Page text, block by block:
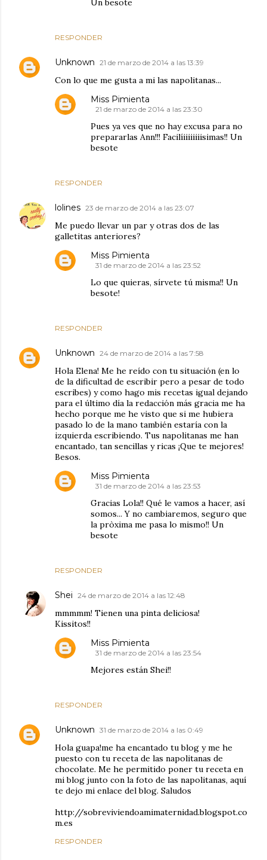
RESPONDER
Un besote
Unknown 21 de marzo de 2014 a las 13:39
Con lo que me gusta a mi las napolitanas...
RESPONDER
Miss Pimienta
21 de marzo de 2014 a las 23:30
Pues ya ves que no hay excusa para no
prepararlas Ann!!! Facilíiiiiiiiisimas!! Un
besote
lolines 23 de marzo de 2014 a las 23:07
Me puedo llevar un par y otras dos de las
galletitas anteriores?
RESPONDER
Miss Pimienta
31 de marzo de 2014 a las 23:52
Lo que quieras, sírvete tú misma!! Un
besote!
Unknown 24 de marzo de 2014 a las 7:58
Hola Elena! Me he reído con tu situación (en lo
de la dificultad de escribir pero a pesar de todo
escribes) y como hago mis recetas igual dejando
para el último día la redacción más gracia me ha
hecho porque me he visto que si me hubiera
pasado lo de la mano también estaría con la
izquierda escribiendo. Tus napolitanas me han
encantado, tan sencillas y ricas ¡Que te mejores!
Besos.
RESPONDER
Miss Pimienta
31 de marzo de 2014 a las 23:53
Gracias Lola!! Qué le vamos a hacer, así
somos... Y no cambiaremos, seguro que
la pròxima me pasa lo mismo!! Un
besote
Shei 24 de marzo de 2014 a las 12:48
mmmmm! Tienen una pinta deliciosa!
Kissitos!!
RESPONDER
Miss Pimienta
31 de marzo de 2014 a las 23:54
Mejores están Shei!!
Unknown 31 de marzo de 2014 a las 0:49
Hola guapa!me ha encantado tu blog y me he
puesto con tu receta de las napolitanas de
chocolate. Me he permitido poner tu receta en
mi blog junto con la foto de las napolitanas, aquí
te dejo mi enlace del blog. Saludos
http://sobreviviendoamimaternidad.blogspot.co
m.es
RESPONDER